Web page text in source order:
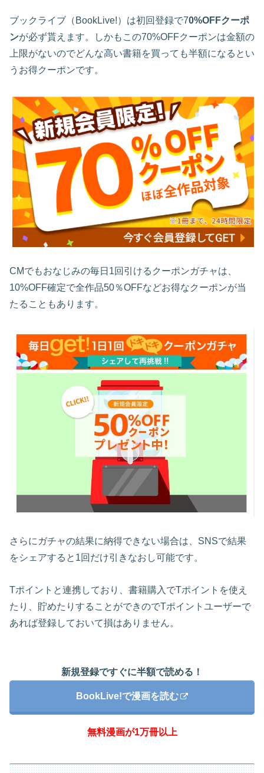
ブックライブ（BookLive!）は初回登録で70%OFFクーポ
ンが必ず貰えます。しかもこの70%OFFクーポンは金額の
上限がないのでどんな高い書籍を買っても半額になるとい
うお得クーポンです。
CMでもおなじみの毎日1回引けるクーポンガチャは、
10%OFF確定で全作品50％OFFなどお得なクーポンが当
たることもあります。
さらにガチャの結果に納得できない場合は、SNSで結果
をシェアすると1回だけ引きなおし可能です。
Tポイントと連携しており、書籍購入でTポイントを使え
たり、貯めたりすることができのでTポイントユーザーで
あれば登録しておいて損はありません。
新規登録ですぐに半額で読める！
BookLive!で漫画を読む
無料漫画が1万冊以上